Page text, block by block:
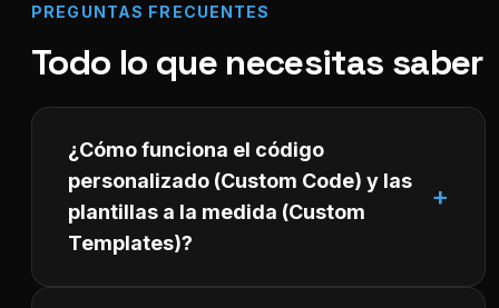
PREGUNTAS FRECUENTES
Todo lo que necesitas saber
¿Cómo funciona el código
personalizado (Custom Code) y las
plantillas a la medida (Custom
Templates)?